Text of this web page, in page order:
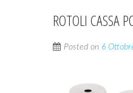
ROTOLI CASSA
Posted on 6